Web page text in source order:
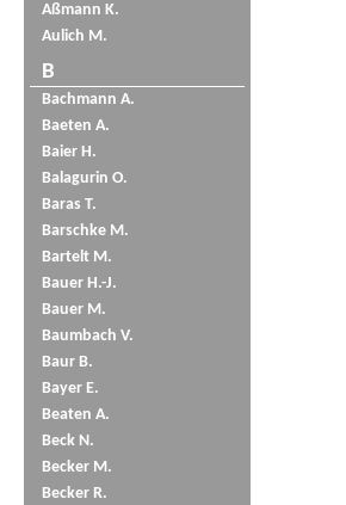
Aßmann K.
Aulich M.
B
Bachmann A.
Baeten A.
Baier H.
Balagurin O.
Baras T.
Barschke M.
Bartelt M.
Bauer H.-J.
Bauer M.
Baumbach V.
Baur B.
Bayer E.
Beaten A.
Beck N.
Becker M.
Becker R.